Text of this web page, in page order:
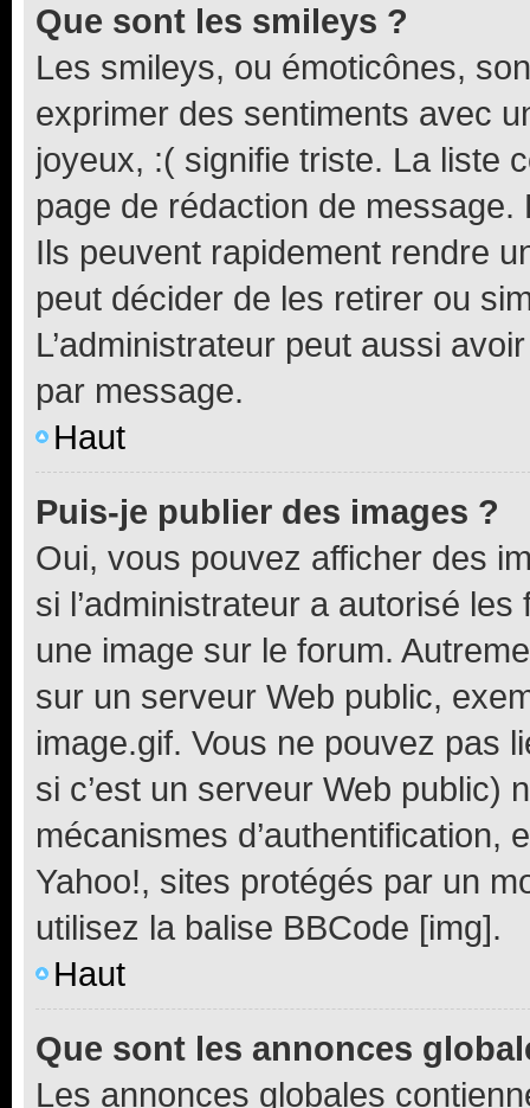
Que sont les smileys ?
Les smileys, ou émoticônes,
exprimer des sentiments avec
joyeux, :( signifie triste. La liste
page de rédaction de
Ils peuvent rapidement rendre
peut décider de les retirer ou
L’administrateur peut aussi
par message.
Haut
Puis-je publier des images ?
Oui, vous pouvez afficher des
si l’administrateur a autorisé
une image sur le forum.
sur un serveur Web public,
image.gif. Vous ne pouvez pas
si c’est un serveur Web public)
mécanismes d’authentification,
Yahoo!, sites protégés par un
utilisez la balise BBCode [img].
Haut
Que sont les annonces
Les annonces globales